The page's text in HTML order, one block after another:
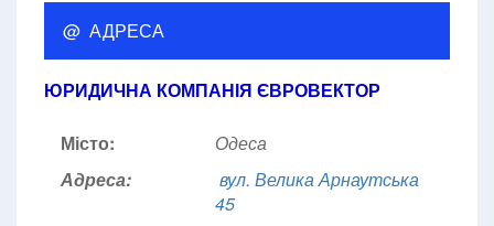
@ АДРЕСА
ЮРИДИЧНА КОМПАНІЯ ЄВРОВЕКТОР
Місто:
Одеса
Адреса:
вул. Велика Арнаутська
45